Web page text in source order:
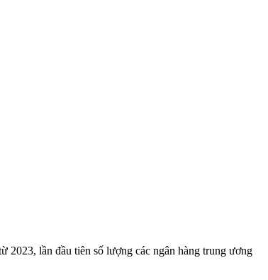
lần đầu tiên số lượng các ngân hàng trung ương